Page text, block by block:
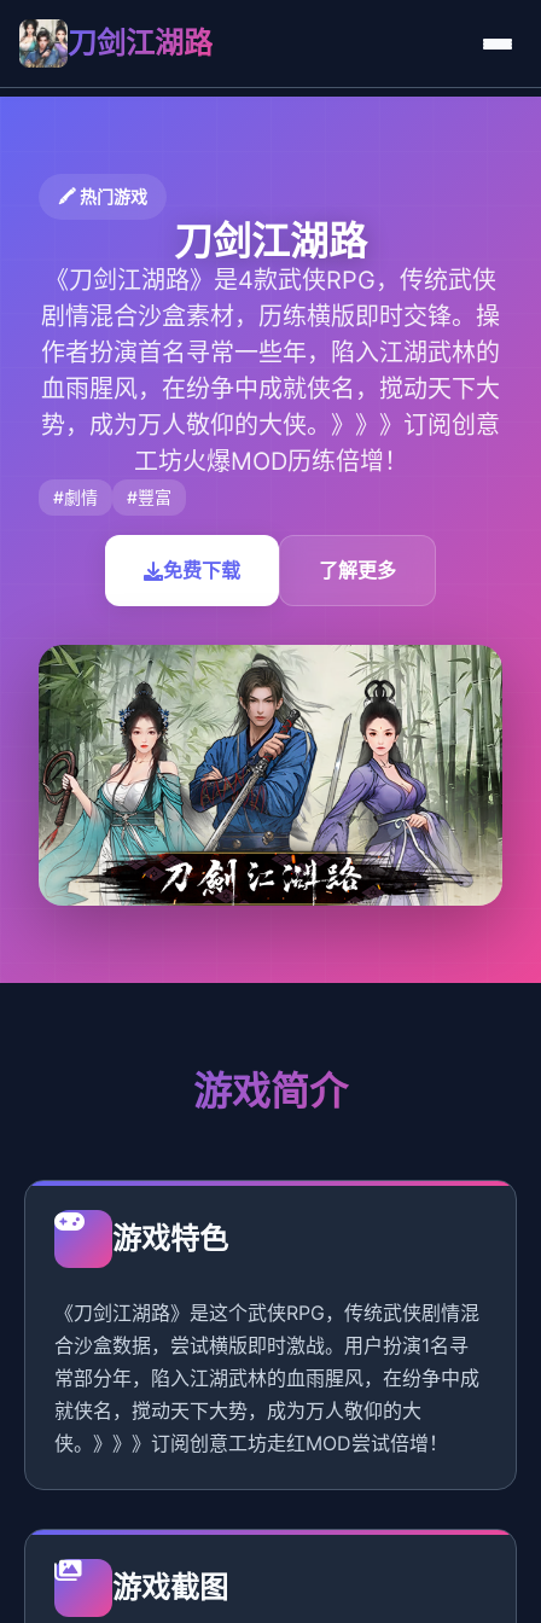
刀剑江湖路
🖍️ 热门游戏
刀剑江湖路
《刀剑江湖路》是4款武侠RPG，传统武侠
剧情混合沙盒素材，历练横版即时交锋。操
作者扮演首名寻常一些年，陷入江湖武林的
血雨腥风，在纷争中成就侠名，搅动天下大
势，成为万人敬仰的大侠。》》》订阅创意
工坊火爆MOD历练倍增！
#劇情 #豐富
免费下载 了解更多
游戏简介
游戏特色
《刀剑江湖路》是这个武侠RPG，传统武侠剧情混
合沙盒数据，尝试横版即时激战。用户扮演1名寻
常部分年，陷入江湖武林的血雨腥风，在纷争中成
就侠名，搅动天下大势，成为万人敬仰的大
侠。》》》订阅创意工坊走红MOD尝试倍增！
游戏截图